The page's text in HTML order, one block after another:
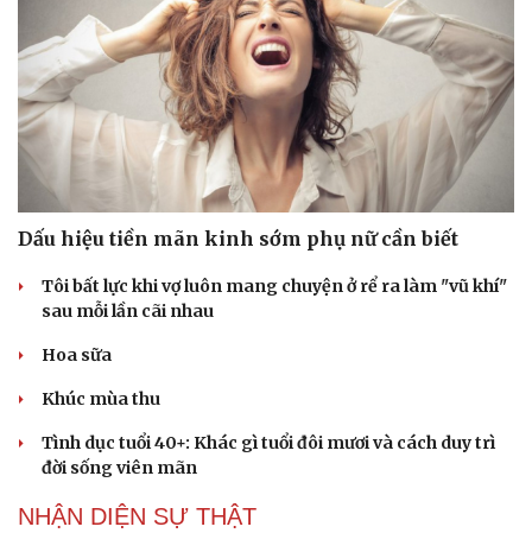
Dấu hiệu tiền mãn kinh sớm phụ nữ cần biết
Tôi bất lực khi vợ luôn mang chuyện ở rể ra làm "vũ khí"
sau mỗi lần cãi nhau
Hoa sữa
Khúc mùa thu
Tình dục tuổi 40+: Khác gì tuổi đôi mươi và cách duy trì
đời sống viên mãn
NHẬN DIỆN SỰ THẬT